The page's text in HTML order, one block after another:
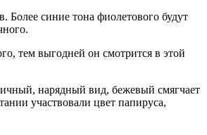
Более синие тона фиолетового будут
тем выгодней он смотрится в этой
нарядный вид, бежевый смягчает
участвовали цвет папируса,